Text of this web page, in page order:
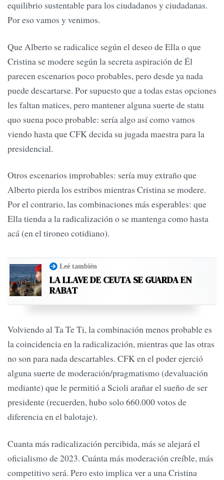
equilibrio sustentable para los ciudadanos y ciudadanas.
Por eso vamos y venimos.
Que Alberto se radicalice según el deseo de Ella o que
Cristina se modere según la secreta aspiración de Él
parecen escenarios poco probables, pero desde ya nada
puede descartarse. Por supuesto que a todas estas opciones
les faltan matices, pero mantener alguna suerte de statu
quo suena poco probable: sería algo así como vamos
viendo hasta que CFK decida su jugada maestra para la
presidencial.
Otros escenarios improbables: sería muy extraño que
Alberto pierda los estribos mientras Cristina se modere.
Por el contrario, las combinaciones más esperables: que
Ella tienda a la radicalización o se mantenga como hasta
acá (en el tironeo cotidiano).
Leé también
LA LLAVE DE CEUTA SE GUARDA EN
RABAT
Volviendo al Ta Te Ti, la combinación menos probable es
la coincidencia en la radicalización, mientras que las otras
no son para nada descartables. CFK en el poder ejerció
alguna suerte de moderación/pragmatismo (devaluación
mediante) que le permitió a Scioli arañar el sueño de ser
presidente (recuerden, hubo solo 660.000 votos de
diferencia en el balotaje).
Cuanta más radicalización percibida, más se alejará el
oficialismo de 2023. Cuánta más moderación creíble, más
competitivo será. Pero esto implica ver a una Cristina